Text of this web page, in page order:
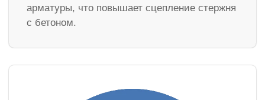
арматуры, что повышает сцепление стержня
с бетоном.